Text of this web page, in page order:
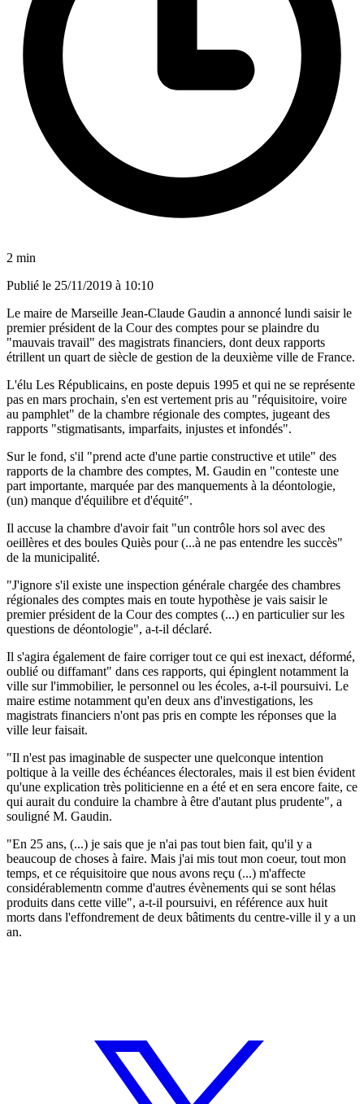
2 min
Publié le 25/11/2019 à 10:10
Le maire de Marseille Jean-Claude Gaudin a annoncé lundi saisir le
premier président de la Cour des comptes pour se plaindre du
"mauvais travail" des magistrats financiers, dont deux rapports
étrillent un quart de siècle de gestion de la deuxième ville de France.
L'élu Les Républicains, en poste depuis 1995 et qui ne se représente
pas en mars prochain, s'en est vertement pris au "réquisitoire, voire
au pamphlet" de la chambre régionale des comptes, jugeant des
rapports "stigmatisants, imparfaits, injustes et infondés".
Sur le fond, s'il "prend acte d'une partie constructive et utile" des
rapports de la chambre des comptes, M. Gaudin en "conteste une
part importante, marquée par des manquements à la déontologie,
(un) manque d'équilibre et d'équité".
Il accuse la chambre d'avoir fait "un contrôle hors sol avec des
oeillères et des boules Quiès pour (...à ne pas entendre les succès"
de la municipalité.
"J'ignore s'il existe une inspection générale chargée des chambres
régionales des comptes mais en toute hypothèse je vais saisir le
premier président de la Cour des comptes (...) en particulier sur les
questions de déontologie", a-t-il déclaré.
Il s'agira également de faire corriger tout ce qui est inexact, déformé,
oublié ou diffamant" dans ces rapports, qui épinglent notamment la
ville sur l'immobilier, le personnel ou les écoles, a-t-il poursuivi. Le
maire estime notamment qu'en deux ans d'investigations, les
magistrats financiers n'ont pas pris en compte les réponses que la
ville leur faisait.
"Il n'est pas imaginable de suspecter une quelconque intention
poltique à la veille des échéances électorales, mais il est bien évident
qu'une explication très politicienne en a été et en sera encore faite, ce
qui aurait du conduire la chambre à être d'autant plus prudente", a
souligné M. Gaudin.
"En 25 ans, (...) je sais que je n'ai pas tout bien fait, qu'il y a
beaucoup de choses à faire. Mais j'ai mis tout mon coeur, tout mon
temps, et ce réquisitoire que nous avons reçu (...) m'affecte
considérablementn comme d'autres évènements qui se sont hélas
produits dans cette ville", a-t-il poursuivi, en référence aux huit
morts dans l'effondrement de deux bâtiments du centre-ville il y a un
an.